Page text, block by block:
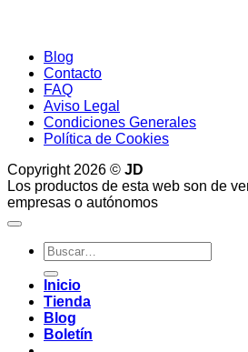
Blog
Contacto
FAQ
Aviso Legal
Condiciones Generales
Política de Cookies
Copyright 2026 © JD
Los productos de esta web son de
empresas o autónomos
Buscar
por:
Inicio
Tienda
Blog
Boletín